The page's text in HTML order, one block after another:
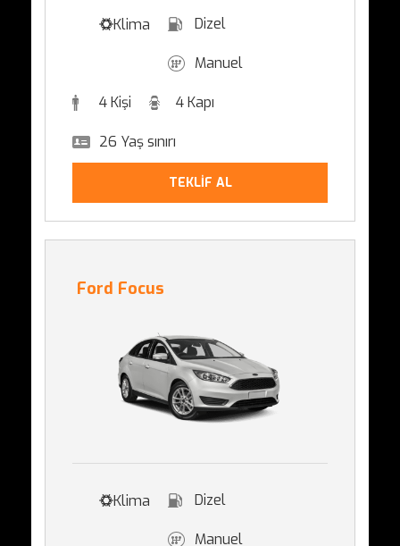
Klima Dizel
Manuel
4 Kişi 4 Kapı
26 Yaş sınırı
TEKLİF AL
Ford Focus
Klima Dizel
Manuel